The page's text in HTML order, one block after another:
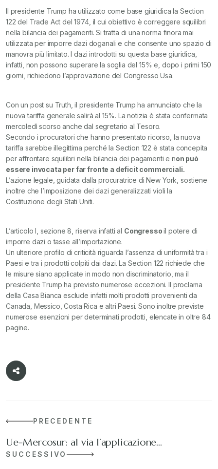
Il presidente Trump ha utilizzato come base giuridica la Section
122 del Trade Act del 1974, il cui obiettivo è correggere squilibri
nella bilancia dei pagamenti. Si tratta di una norma finora mai
utilizzata per imporre dazi doganali e che consente uno spazio di
manovra più limitato. I dazi introdotti su questa base giuridica,
infatti, non possono superare la soglia del 15% e, dopo i primi 150
giorni, richiedono l’approvazione del Congresso Usa.
Con un post su Truth, il presidente Trump ha annunciato che la
nuova tariffa generale salirà al 15%. La notizia è stata confermata
mercoledì scorso anche dal segretario al Tesoro.
Secondo i procuratori che hanno presentato ricorso, la nuova
tariffa sarebbe illegittima perché la Section 122 è stata concepita
per affrontare squilibri nella bilancia dei pagamenti e non può
essere invocata per far fronte a deficit commerciali.
L’azione legale, guidata dalla procuratrice di New York, sostiene
inoltre che l’imposizione dei dazi generalizzati violi la
Costituzione degli Stati Uniti.
L’articolo I, sezione 8, riserva infatti al Congressoil potere di
imporre dazi o tasse all’importazione.
Un ulteriore profilo di criticità riguarda l’assenza di uniformità tra i
Paesi e tra i prodotti colpiti dai dazi. La Section 122 richiede che
le misure siano applicate in modo non discriminatorio, ma il
presidente Trump ha previsto numerose eccezioni. Il proclama
della Casa Bianca esclude infatti molti prodotti provenienti da
Canada, Messico, Costa Rica e altri Paesi. Sono inoltre previste
numerose esenzioni per determinati prodotti, elencate in oltre 84
pagine.
PRECEDENTE
Ue-Mercosur: al via l’applicazione…
SUCCESSIVO